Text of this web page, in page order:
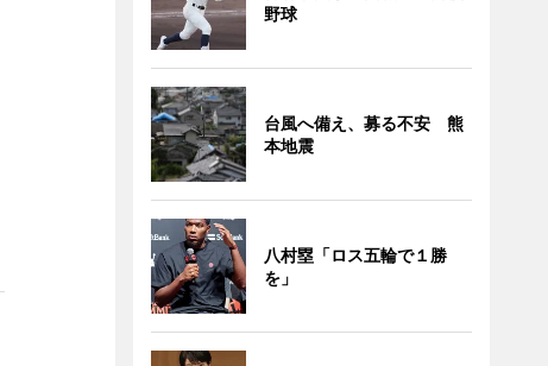
野球
台風へ備え、募る不安 熊
本地震
八村塁「ロス五輪で１勝
を」